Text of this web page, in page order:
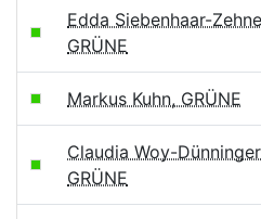
Edda Siebenhaar-
GRÜNE
Markus Kuhn, GRÜNE
Claudia Woy-
GRÜNE